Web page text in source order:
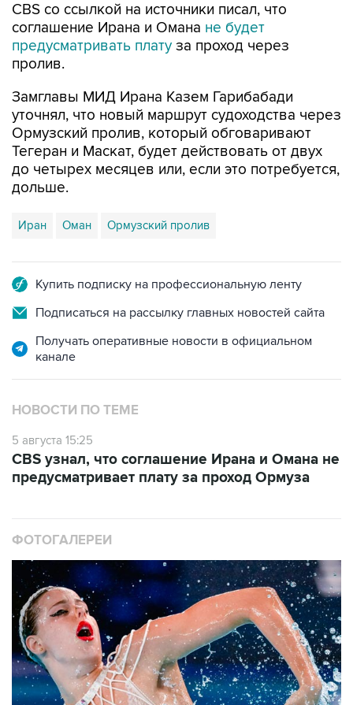
CBS со ссылкой на источники писал, что
соглашение Ирана и Омана не будет
предусматривать плату за проход через
пролив.
Замглавы МИД Ирана Казем Гарибабади
уточнял, что новый маршрут судоходства через
Ормузский пролив, который обговаривают
Тегеран и Маскат, будет действовать от двух
до четырех месяцев или, если это потребуется,
дольше.
Иран Оман Ормузский пролив
Купить подписку на профессиональную ленту
Подписаться на рассылку главных новостей сайта
Получать оперативные новости в официальном
канале
НОВОСТИ ПО ТЕМЕ
5 августа 15:25
CBS узнал, что соглашение Ирана и Омана не
предусматривает плату за проход Ормуза
ФОТОГАЛЕРЕИ